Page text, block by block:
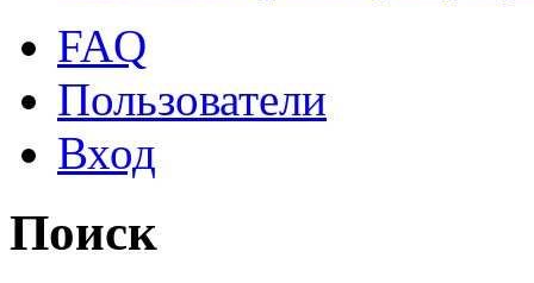
FAQ
Пользователи
Вход
Поиск